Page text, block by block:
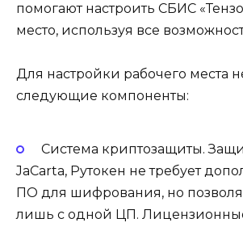
помогают настроить СБИС
место, используя все
Для настройки рабочего места
следующие компоненты:
Система криптозащиты.
JaCarta, Рутокен не требует
ПО для шифрования, но
лишь с одной ЦП.